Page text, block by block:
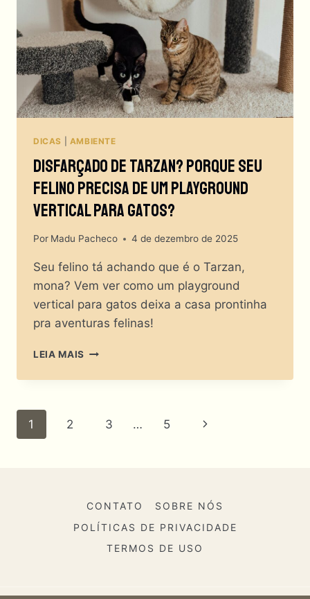
CONTOU
DICAS AMBIENTE
Disfarçado De Tarzan? Porque Seu
Felino Precisa De Um Playground
Vertical Para Gatos?
Por Madu Pacheco 4 de dezembro de 2025
Seu felino tá achando que é o Tarzan,
mona? Vem ver como um playground
vertical para gatos deixa a casa prontinha
pra aventuras felinas!
LEIA MAIS DISFARÇADO
TARZAN?
FELINO
PARA
GATOS?
Navegação
1 2 3 … 5
Página
CONTATO
SOBRE NÓS
POLÍTICAS DE PRIVACIDADE
TERMOS DE USO